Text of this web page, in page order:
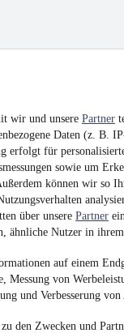
wir und unsere Partner
Daten (z. B.
erfolgt für
sowie um
können wir so
über unsere Partner
ähnliche Nutzer in
auf einem
Messung von
und Verbesserung von
den Zwecken und